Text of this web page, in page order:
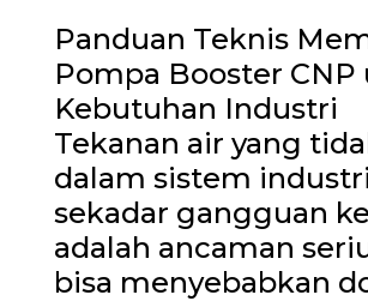
Panduan Teknis
Pompa Booster
Kebutuhan Industri
Tekanan air yang
dalam sistem
sekadar gangguan
adalah ancaman
bisa menyebabkan